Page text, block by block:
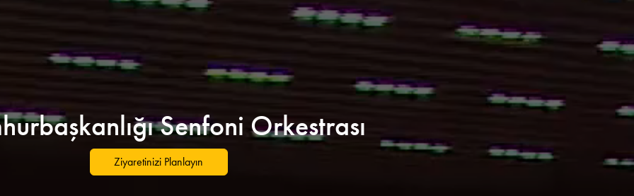
Senfoni Orkestrası
Ziyaretinizi Planlayın